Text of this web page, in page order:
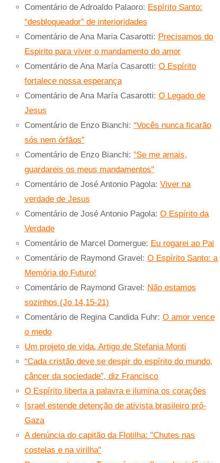
Comentário de Adroaldo Palaoro: Espírito Santo:
“desbloqueador” de interioridades
Comentário de Ana Maria Casarotti: Precisamos do
Espirito para viver o mandamento do amor
Comentário de Ana María Casarotti: O Espírito
fortalece nossa esperança
Comentário de Ana María Casarotti: O Legado de
Jesus
Comentário de Enzo Bianchi: “Vocês nunca ficarão
sós nem órfãos”
Comentário de Enzo Bianchi: "Se me amais,
guardareis os meus mandamentos"
Comentário de José Antonio Pagola: Viver na
verdade de Jesus
Comentário de José Antonio Pagola: O Espírito da
Verdade
Comentário de Marcel Domergue: Eu rogarei ao Pai
Comentário de Raymond Gravel: O Espírito Santo: a
Memória do Futuro!
Comentário de Raymond Gravel: Não estamos
sozinhos (Jo 14,15-21)
Comentário de Regina Candida Fuhr: O amor vence
o medo
Um projeto de vida. Artigo de Stefania Monti
“Cada cristão deve se despir do espírito do mundo,
câncer da sociedade”, diz Francisco
O Espírito liberta a palavra e ilumina os corações
Israel estende detenção de ativista brasileiro pró-
Gaza
A denúncia do capitão da Flotilha: "Chutes nas
costelas e na virilha"